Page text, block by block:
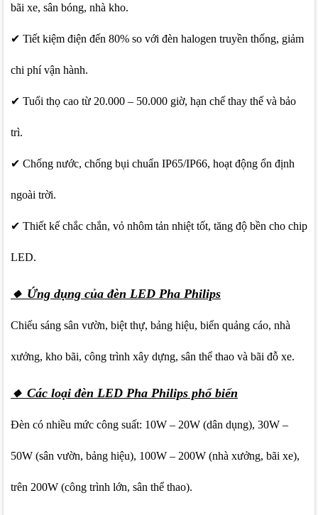
bãi xe, sân bóng, nhà kho.
✔ Tiết kiệm điện đến 80% so với đèn halogen truyền thống, giảm
chi phí vận hành.
✔ Tuổi thọ cao từ 20.000 – 50.000 giờ, hạn chế thay thế và bảo
trì.
✔ Chống nước, chống bụi chuẩn IP65/IP66, hoạt động ổn định
ngoài trời.
✔ Thiết kế chắc chắn, vỏ nhôm tản nhiệt tốt, tăng độ bền cho chip
LED.
🔸 Ứng dụng của đèn LED Pha Philips
Chiếu sáng sân vườn, biệt thự, bảng hiệu, biển quảng cáo, nhà
xưởng, kho bãi, công trình xây dựng, sân thể thao và bãi đỗ xe.
🔸 Các loại đèn LED Pha Philips phổ biến
Đèn có nhiều mức công suất: 10W – 20W (dân dụng), 30W –
50W (sân vườn, bảng hiệu), 100W – 200W (nhà xưởng, bãi xe),
trên 200W (công trình lớn, sân thể thao).